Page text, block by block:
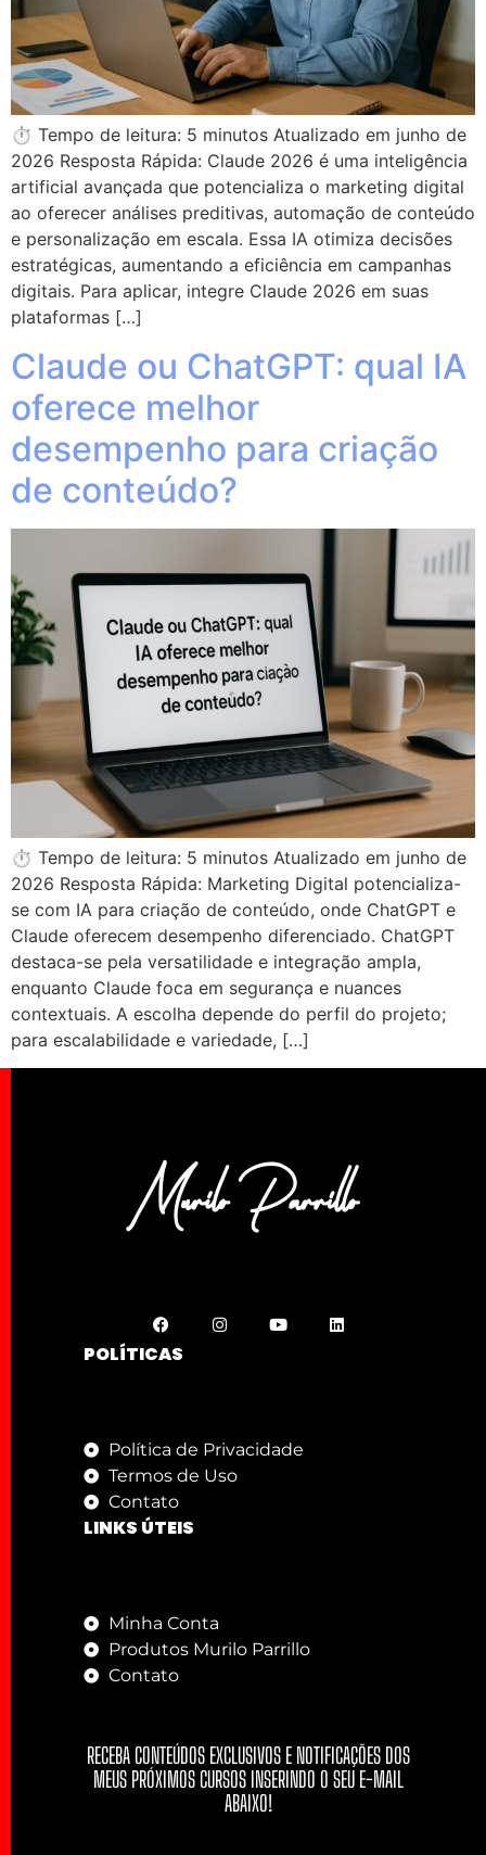
⏱ Tempo de leitura: 5 minutos Atualizado em junho de
2026 Resposta Rápida: Claude 2026 é uma inteligência
artificial avançada que potencializa o marketing digital
ao oferecer análises preditivas, automação de conteúdo
e personalização em escala. Essa IA otimiza decisões
estratégicas, aumentando a eficiência em campanhas
digitais. Para aplicar, integre Claude 2026 em suas
plataformas […]
Claude ou ChatGPT: qual IA
oferece melhor
desempenho para criação
de conteúdo?
⏱ Tempo de leitura: 5 minutos Atualizado em junho de
2026 Resposta Rápida: Marketing Digital potencializa-
se com IA para criação de conteúdo, onde ChatGPT e
Claude oferecem desempenho diferenciado. ChatGPT
destaca-se pela versatilidade e integração ampla,
enquanto Claude foca em segurança e nuances
contextuais. A escolha depende do perfil do projeto;
para escalabilidade e variedade, […]
POLÍTICAS
Política de Privacidade
Termos de Uso
Contato
LINKS ÚTEIS
Minha Conta
Produtos Murilo Parrillo
Contato
RECEBA CONTEÚDOS EXCLUSIVOS E NOTIFICAÇÕES DOS
MEUS PRÓXIMOS CURSOS INSERINDO O SEU E-MAIL
ABAIXO!